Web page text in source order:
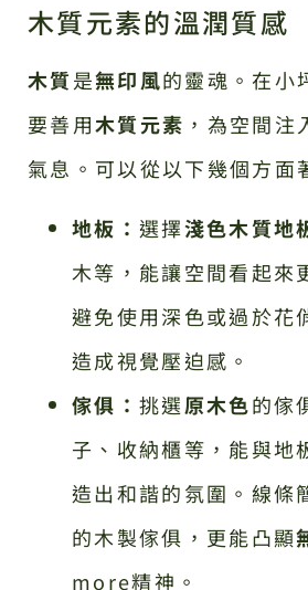
木質元素的溫潤質感
木質是無印風的靈魂。在小
要善用木質元素 ，為空間注
氣息。可以從以下幾個方面
地板：選擇淺色木質地
木等，能讓空間看起來
避免使用深色或過於花
造成視覺壓迫感。
傢俱：挑選原木色的傢
子、收納櫃等，能與地
造出和諧的氛圍。線條
的木製傢俱，更能凸顯
more精神。